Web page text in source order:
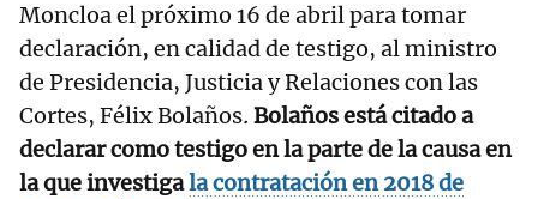
Moncloa el próximo 16 de abril para tomar
declaración, en calidad de testigo, al ministro
de Presidencia, Justicia y Relaciones con las
Cortes, Félix Bolaños. Bolaños está citado a
declarar como testigo en la parte de la causa en
la que investigala contratación en 2018 de